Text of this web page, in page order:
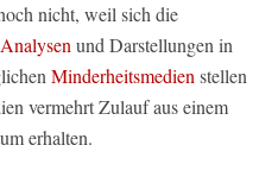
nicht, weil sich die
und Darstellungen in
Minderheitsmedienstellen
vermehrt Zulauf aus einem
erhalten.